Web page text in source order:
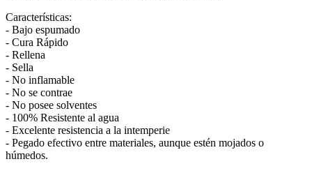
Características:
- Bajo espumado
- Cura Rápido
- Rellena
- Sella
- No inflamable
- No se contrae
- No posee solventes
- 100% Resistente al agua
- Excelente resistencia a la intemperie
- Pegado efectivo entre materiales, aunque estén mojados o
húmedos.